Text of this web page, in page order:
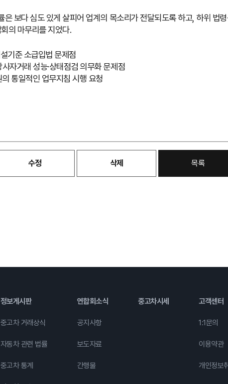
보다 심도 있게 살피어 업계의 목소리가 전달되도록 하고, 하위 법
의 마무리를 지었다.
기준 소급입법 문제점
자거래 성능·상태점검 의무화 문제점
통일적인 업무지침 시행 요청
수정 삭제 목록
정보게시판
중고차 거래상식
자동차 관련 법률
중고차 통계
연합회소식
공지사항
보도자료
간행물
중고차시세 고객센터
1:1문의
이용약관
개인정보